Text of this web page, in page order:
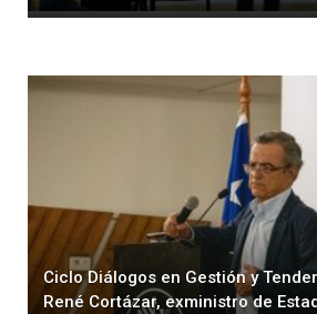
Ciclo Diálogos en Gestión y
René Cortázar, exministro de